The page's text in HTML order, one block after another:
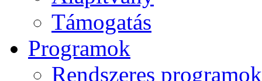
Támogatás
Programok
Rendszeres programok